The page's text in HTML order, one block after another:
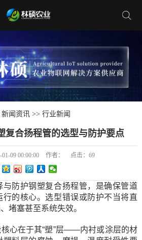
新闻资讯>> 行业新闻
复合扬程管的选型与防护要点
01-09 00:00:00 作者： 点击： 69
防护钢塑复合扬程管，是确保管道
行的核心。选型错误或防护不当将直
堵塞甚至系统失效。
在于其“塑”层——内衬或涂层的材